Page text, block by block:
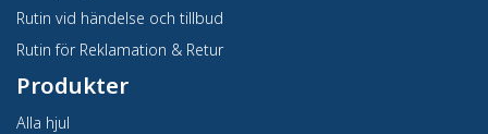
Rutin vid händelse och tillbud
Rutin för Reklamation & Retur
Produkter
Alla hjul